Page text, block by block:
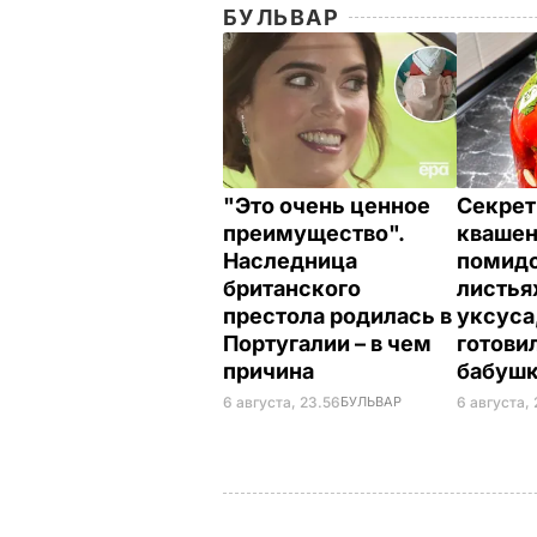
БУЛЬВАР
"Это очень ценное
преимущество".
Наследница
британского
престола родилась в
Португалии – в чем
причина
6 августа, 23.56БУЛЬВАР 6 августа,